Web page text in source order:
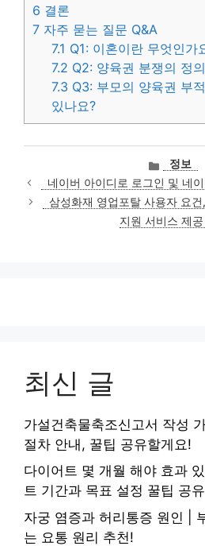
6 결론
7 자주 묻는 질문 Q&A
7.1 Q1: 이혼이란 무엇인가
7.2 Q2: 양육권 분쟁의 정
7.3 Q3: 부모의 양육권 부
있나요?
카
테
고
리
정보
네이버 아이디로 로그인 및 네
삼성화재 영업포탈 사용자 요
지원 서비스 제공
최신 글
가설건축물축조신고서 작성
절차 안내, 꿀팁 공유할게요!
다이어트 몇 개월 해야 효과
트 기간과 목표 설정 꿀팁 공
자궁 염증과 허리통증 원인 |
는 요통 원리 추천!